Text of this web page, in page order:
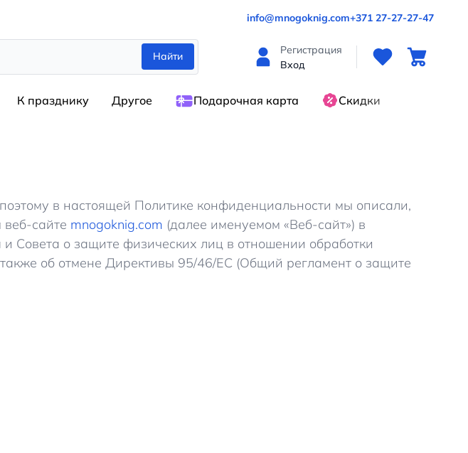
info@mnogoknig.com+371 27-27-27-47
Найти
Регистрация
Вход
К празднику Другое Подарочная карта Скидки
в настоящей Политике конфиденциальности мы описали,
сайте mnogoknig.com (далее именуемом «Веб-сайт») в
Совета о защите физических лиц в отношении обработки
об отмене Директивы 95/46/EC (Общий регламент о защите